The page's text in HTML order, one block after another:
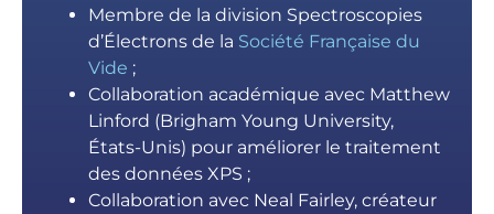
Membre de la division Spectroscopies
d’Électrons de la Société Française du
Vide ;
Collaboration académique avec Matthew
Linford (Brigham Young University,
États-Unis) pour améliorer le traitement
des données XPS ;
Collaboration avec Neal Fairley, créateur